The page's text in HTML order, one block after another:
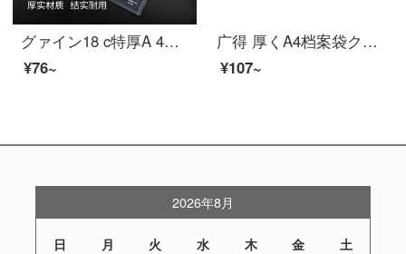
グァイン18 c特厚A 4ボタンファイル袋资料袋防水透明ファイル袋のサンプル袋の中には、家庭用/アフィ用品10個入りのA 4透明ボタン袋があります。
¥76~
广得 厚くA4档案袋クラフト紙 厚く投标文件资料袋 档案封面纸 オフィス用品 背脊3CM宽 20个装
¥107~
2026年8月
日 月 火 水 木 金 土